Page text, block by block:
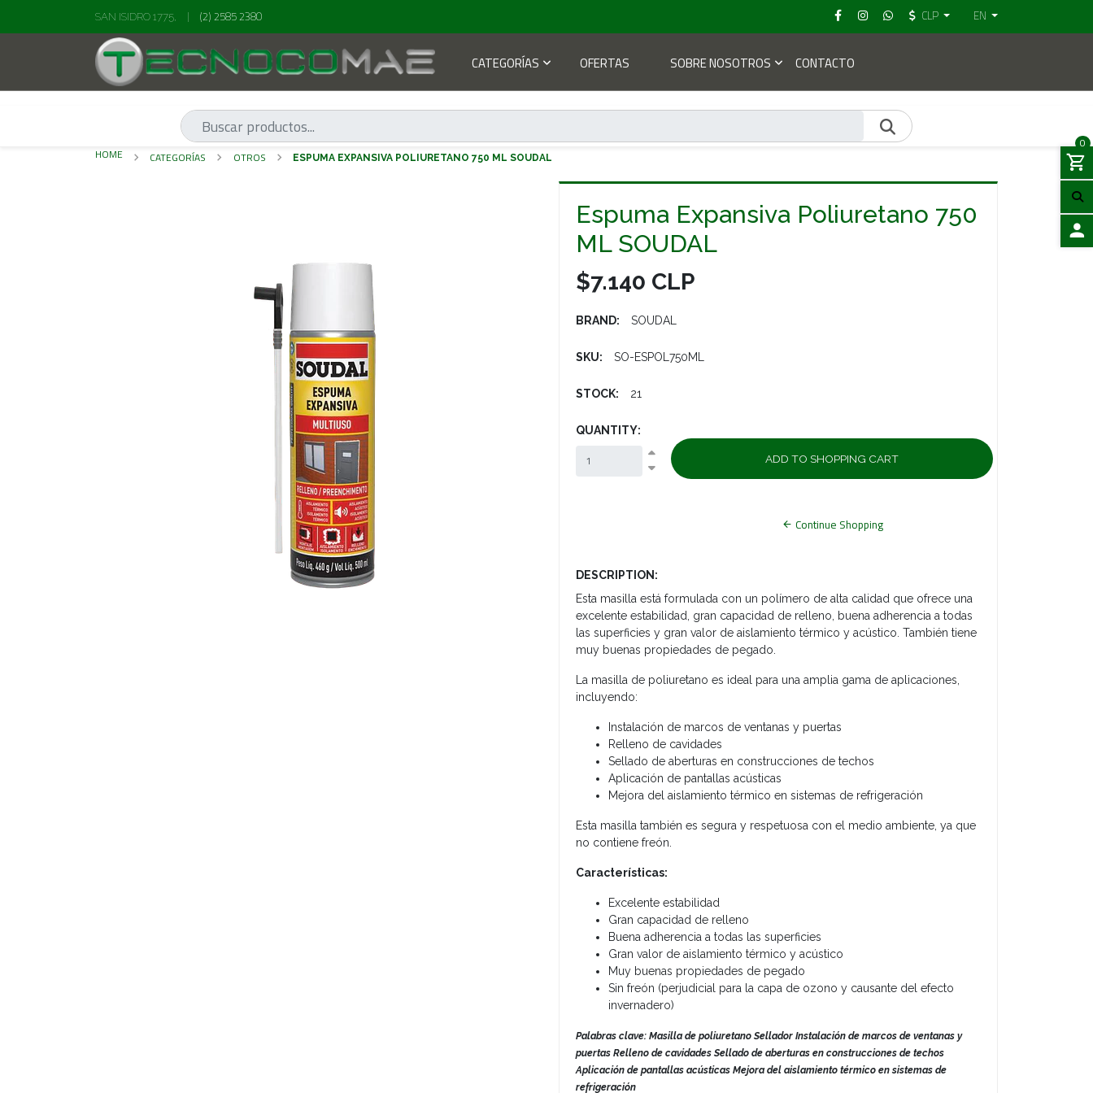
SAN ISIDRO 1775, (2) 2585 2380 CLP EN
CATEGORÍAS OFERTAS SOBRE NOSOTROS CONTACTO
0
HOME CATEGORÍAS OTROS ESPUMA EXPANSIVA POLIURETANO 750 ML SOUDAL
Espuma Expansiva Poliuretano 750
ML SOUDAL
$7.140 CLP
BRAND: SOUDAL
SKU: SO-ESPOL750ML
STOCK: 21
QUANTITY:
Continue Shopping
DESCRIPTION:
Esta masilla está formulada con un polímero de alta calidad que ofrece una
excelente estabilidad, gran capacidad de relleno, buena adherencia a todas
las superficies y gran valor de aislamiento térmico y acústico. También tiene
muy buenas propiedades de pegado.
La masilla de poliuretano es ideal para una amplia gama de aplicaciones,
incluyendo:
Instalación de marcos de ventanas y puertas
Relleno de cavidades
Sellado de aberturas en construcciones de techos
Aplicación de pantallas acústicas
Mejora del aislamiento térmico en sistemas de refrigeración
Esta masilla también es segura y respetuosa con el medio ambiente, ya que
no contiene freón.
Características:
Excelente estabilidad
Gran capacidad de relleno
Buena adherencia a todas las superficies
Gran valor de aislamiento térmico y acústico
Muy buenas propiedades de pegado
Sin freón (perjudicial para la capa de ozono y causante del efecto
invernadero)
Palabras clave: Masilla de poliuretano Sellador Instalación de marcos de ventanas y
puertas Relleno de cavidades Sellado de aberturas en construcciones de techos
Aplicación de pantallas acústicas Mejora del aislamiento térmico en sistemas de
refrigeración